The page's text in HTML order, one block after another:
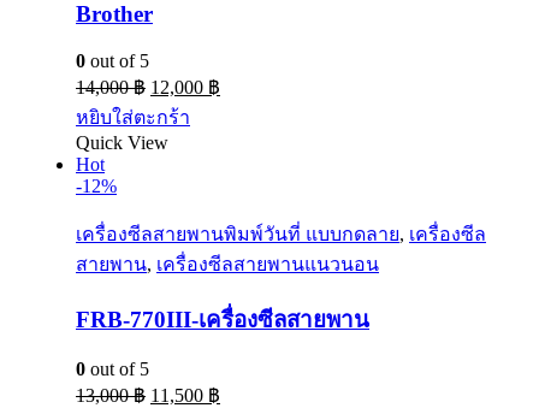
Brother
0 out of 5
14,000฿ 12,000 ฿
หยิบใส่ตะกร้า
Quick View
Hot
-12%
เครื่องซีลสายพานพิมพ์วันที่ แบบกดลาย, เครื่องซีล
สายพาน, เครื่องซีลสายพานแนวนอน
FRB-770III-เครื่องซีลสายพาน
0 out of 5
13,000฿ 11,500 ฿